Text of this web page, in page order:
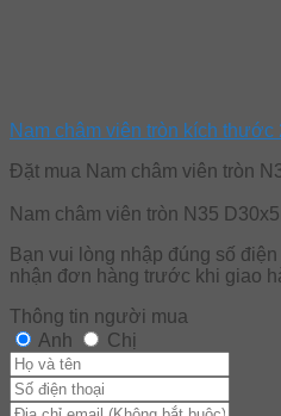
Nam châm viên tròn kích thước
Đặt mua Nam châm viên tròn
Nam châm viên tròn N35
Bạn vui lòng nhập đúng số
nhận đơn hàng trước khi giao
Thông tin người mua
Anh
Chị